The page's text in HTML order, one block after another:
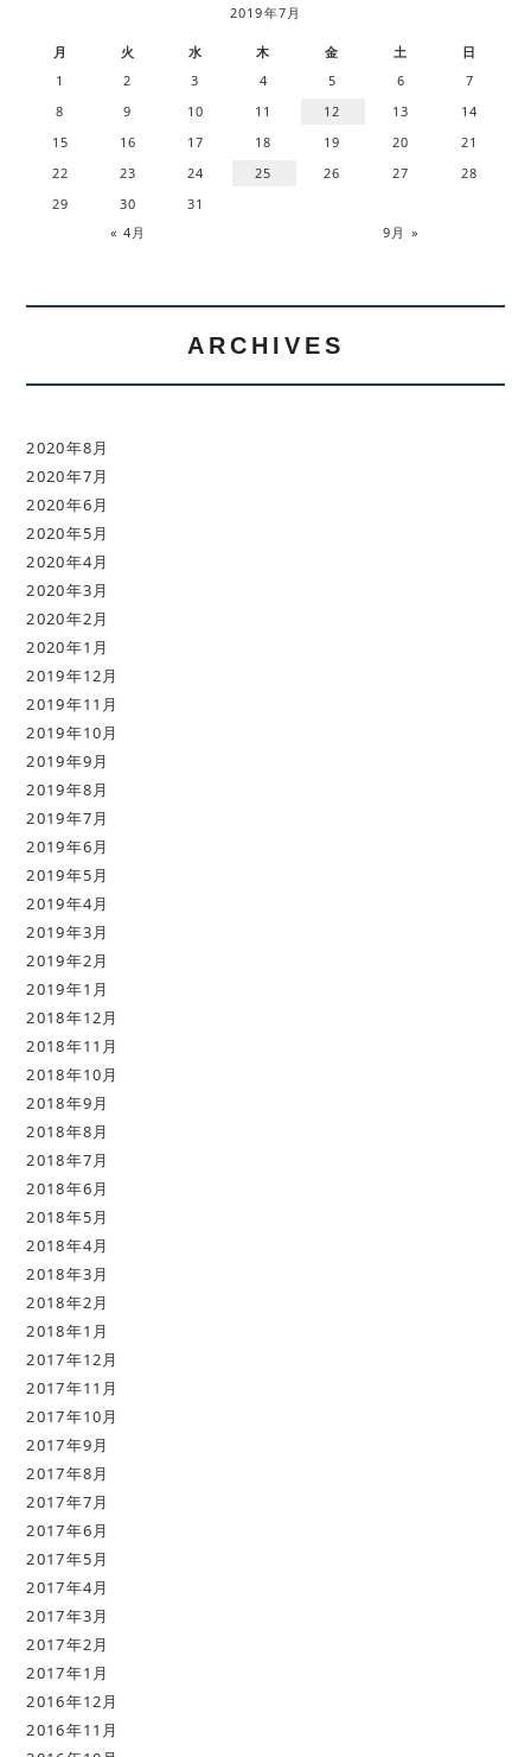
2019年7月
月 火 水 木 金 土 日
« 4月 9月 »
1 2 3 4 5 6
7
8
9 10 11 12 13
14
15
16 17 18 19 20
21
22
23 24 25 26 27
28
29
30 31
ARCHIVES
2020年8月
2020年7月
2020年6月
2020年5月
2020年4月
2020年3月
2020年2月
2020年1月
2019年12月
2019年11月
2019年10月
2019年9月
2019年8月
2019年7月
2019年6月
2019年5月
2019年4月
2019年3月
2019年2月
2019年1月
2018年12月
2018年11月
2018年10月
2018年9月
2018年8月
2018年7月
2018年6月
2018年5月
2018年4月
2018年3月
2018年2月
2018年1月
2017年12月
2017年11月
2017年10月
2017年9月
2017年8月
2017年7月
2017年6月
2017年5月
2017年4月
2017年3月
2017年2月
2017年1月
2016年12月
2016年11月